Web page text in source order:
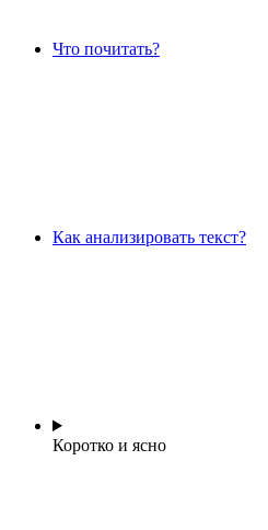
Что почитать?
Как анализировать текст?
Коротко и ясно